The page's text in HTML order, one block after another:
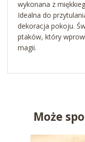
wykonana z
Idealna do
dekoracja pokoju.
ptaków, który
magii.
Może